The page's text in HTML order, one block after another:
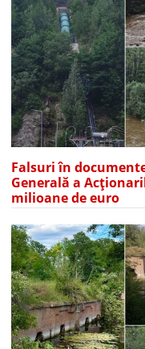
Falsuri în
Generală a
milioane de euro